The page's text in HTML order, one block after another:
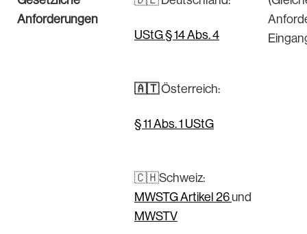
Anforderungen
UStG § 14 Abs. 4
🇦🇹Österreich:
§ 11 Abs. 1 UStG
🇨🇭Schweiz:
MWSTG Artikel 26 und
MWSTV